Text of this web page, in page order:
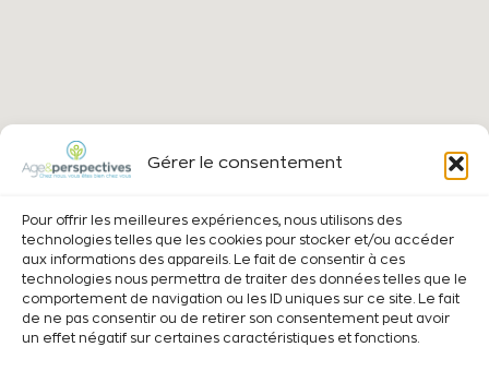
Gérer le consentement
Pour offrir les meilleures expériences, nous utilisons des
technologies telles que les cookies pour stocker et/ou accéder
aux informations des appareils. Le fait de consentir à ces
technologies nous permettra de traiter des données telles que le
comportement de navigation ou les ID uniques sur ce site. Le fait
de ne pas consentir ou de retirer son consentement peut avoir
un effet négatif sur certaines caractéristiques et fonctions.